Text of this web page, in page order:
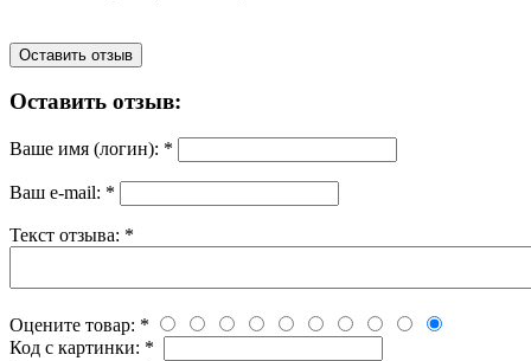
Оставить отзыв
Оставить отзыв:
Ваше имя (логин): *
Ваш e-mail: *
Текст отзыва: *
Оцените товар: *
Код с картинки: *